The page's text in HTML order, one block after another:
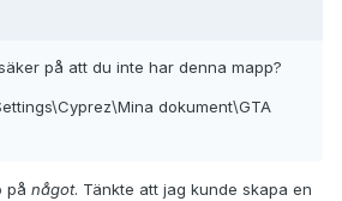
på att du inte har denna mapp?
dokument\GTA
på något. Tänkte att jag kunde skapa en